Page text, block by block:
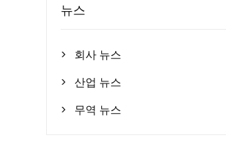
뉴스
 회사 뉴스
 산업 뉴스
 무역 뉴스